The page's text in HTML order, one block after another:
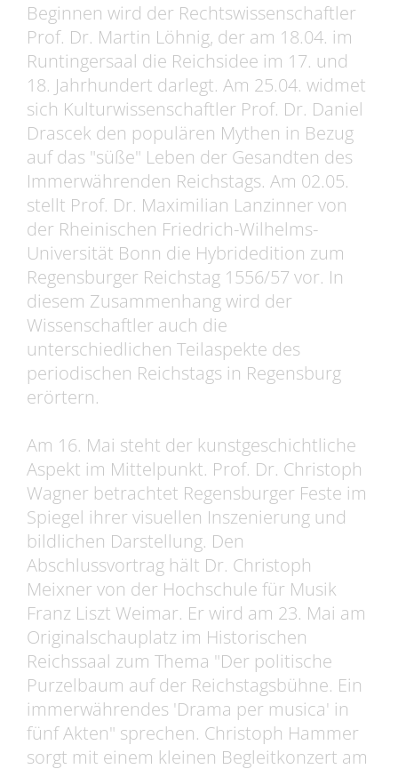
Beginnen wird der Rechtswissenschaftler
Prof. Dr. Martin Löhnig, der am 18.04. im
Runtingersaal die Reichsidee im 17. und
18. Jahrhundert darlegt. Am 25.04. widmet
sich Kulturwissenschaftler Prof. Dr. Daniel
Drascek den populären Mythen in Bezug
auf das "süße" Leben der Gesandten des
Immerwährenden Reichstags. Am 02.05.
stellt Prof. Dr. Maximilian Lanzinner von
der Rheinischen Friedrich-Wilhelms-
Universität Bonn die Hybridedition zum
Regensburger Reichstag 1556/57 vor. In
diesem Zusammenhang wird der
Wissenschaftler auch die
unterschiedlichen Teilaspekte des
periodischen Reichstags in Regensburg
erörtern.
Am 16. Mai steht der kunstgeschichtliche
Aspekt im Mittelpunkt. Prof. Dr. Christoph
Wagner betrachtet Regensburger Feste im
Spiegel ihrer visuellen Inszenierung und
bildlichen Darstellung. Den
Abschlussvortrag hält Dr. Christoph
Meixner von der Hochschule für Musik
Franz Liszt Weimar. Er wird am 23. Mai am
Originalschauplatz im Historischen
Reichssaal zum Thema "Der politische
Purzelbaum auf der Reichstagsbühne. Ein
immerwährendes 'Drama per musica' in
fünf Akten" sprechen. Christoph Hammer
sorgt mit einem kleinen Begleitkonzert am